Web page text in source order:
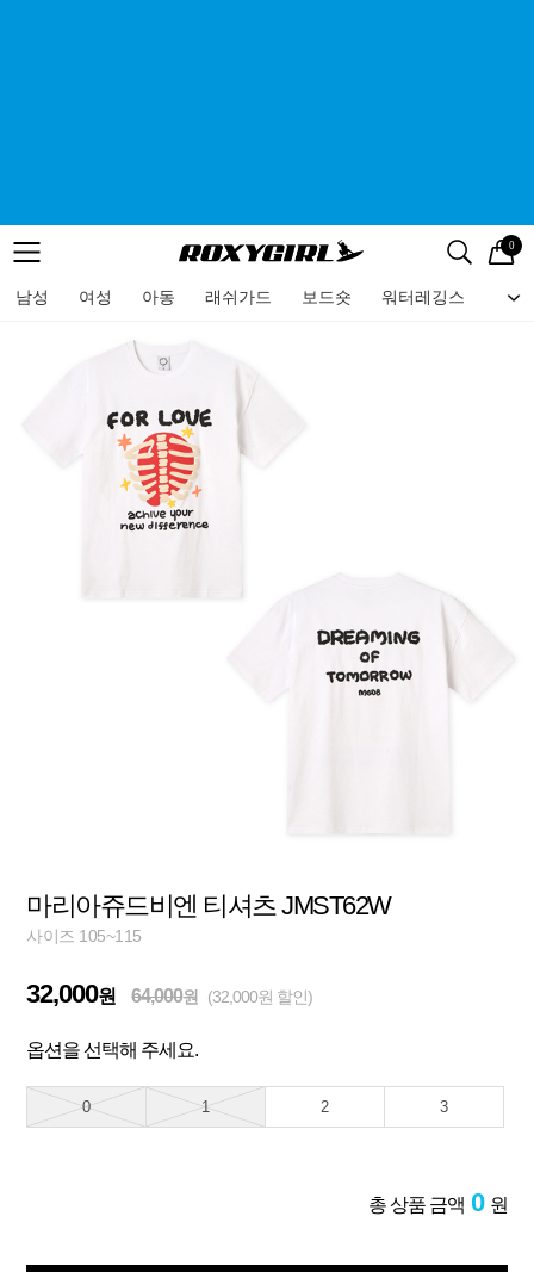
메뉴 검색
로고 0
남성 여성 아동 래쉬가드 보드숏 워터레깅스 비
메뉴
마리아쥬드비엔 티셔츠 JMST62W
사이즈 105~115
32,000원 64,000원 (32,000원 할인)
옵션을 선택해 주세요.
0 1 2 3
총 상품 금액 0 원